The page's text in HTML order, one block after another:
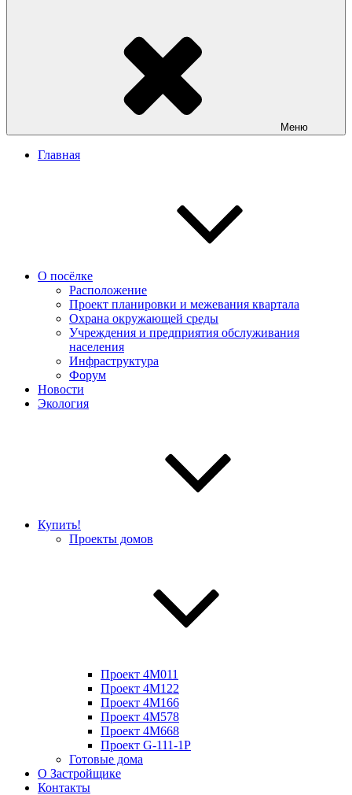
Меню
Главная
О посёлке
Расположение
Проект планировки и межевания квартала
Охрана окружающей среды
Учреждения и предприятия обслуживания
населения
Инфраструктура
Форум
Новости
Экология
Купить!
Проекты домов
Проект 4M011
Проект 4M122
Проект 4M166
Проект 4M578
Проект 4M668
Проект G-111-1P
Готовые дома
О Застройщике
Контакты